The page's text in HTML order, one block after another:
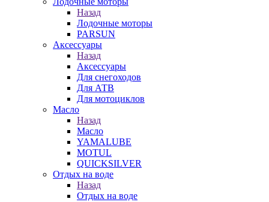
Назад
Лодочные моторы
PARSUN
Аксессуары
Назад
Аксессуары
Для снегоходов
Для АТВ
Для мотоциклов
Масло
Назад
Масло
YAMALUBE
MOTUL
QUICKSILVER
Отдых на воде
Назад
Отдых на воде